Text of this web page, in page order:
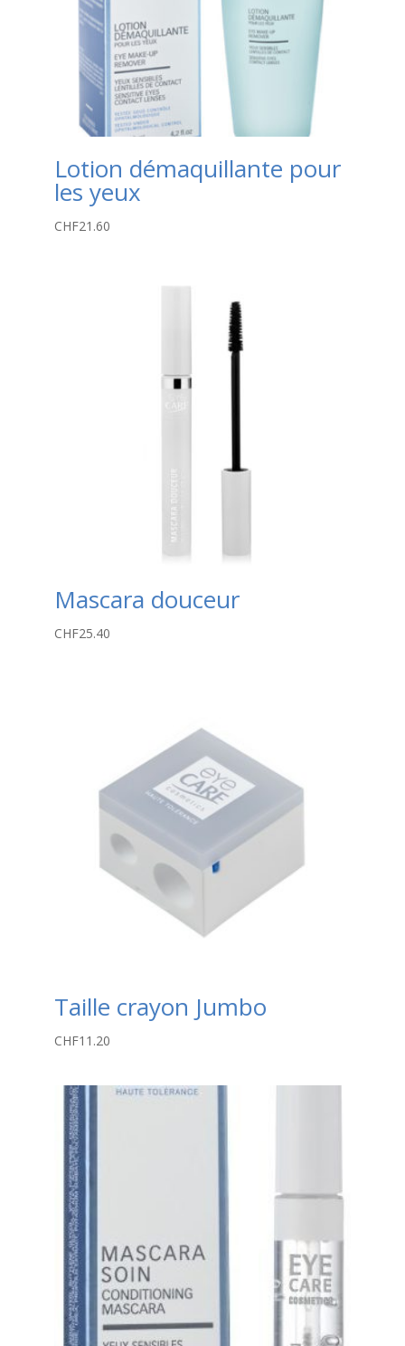
Lotion démaquillante pour
les yeux
CHF21.60
Mascara douceur
CHF25.40
Taille crayon Jumbo
CHF11.20